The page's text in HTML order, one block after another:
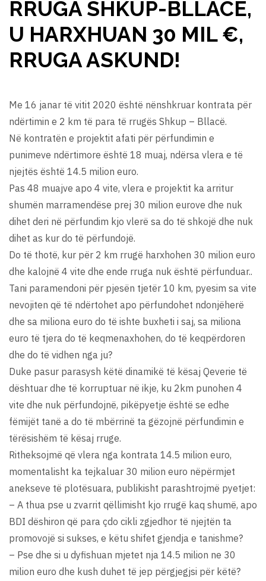
RRUGA SHKUP-BLLACË,
U HARXHUAN 30 MIL €,
RRUGA ASKUND!
Me 16 janar të vitit 2020 është nënshkruar kontrata për
ndërtimin e 2 km të para të rrugës Shkup – Bllacë.
Në kontratën e projektit afati për përfundimin e
punimeve ndërtimore është 18 muaj, ndërsa vlera e të
njejtës është 14.5 milion euro.
Pas 48 muajve apo 4 vite, vlera e projektit ka arritur
shumën marramendëse prej 30 milion eurove dhe nuk
dihet deri në përfundim kjo vlerë sa do të shkojë dhe nuk
dihet as kur do të përfundojë.
Do të thotë, kur për 2 km rrugë harxhohen 30 milion euro
dhe kalojnë 4 vite dhe ende rruga nuk është përfunduar..
Tani paramendoni për pjesën tjetër 10 km, pyesim sa vite
nevojiten që të ndërtohet apo përfundohet ndonjëherë
dhe sa miliona euro do të ishte buxheti i saj, sa miliona
euro të tjera do të keqmenaxhohen, do të keqpërdoren
dhe do të vidhen nga ju?
Duke pasur parasysh këtë dinamikë të kësaj Qeverie të
dështuar dhe të korruptuar në ikje, ku 2km punohen 4
vite dhe nuk përfundojnë, pikëpyetje është se edhe
fëmijët tanë a do të mbërrinë ta gëzojnë përfundimin e
tërësishëm të kësaj rruge.
Ritheksojmë që vlera nga kontrata 14.5 milion euro,
momentalisht ka tejkaluar 30 milion euro nëpërmjet
anekseve të plotësuara, publikisht parashtrojmë pyetjet:
– A thua pse u zvarrit qëllimisht kjo rrugë kaq shumë, apo
BDI dëshiron që para çdo cikli zgjedhor të njejtën ta
promovojë si sukses, e këtu shifet gjendja e tanishme?
– Pse dhe si u dyfishuan mjetet nja 14.5 milion ne 30
milion euro dhe kush duhet të jep përgjegjsi për këtë?